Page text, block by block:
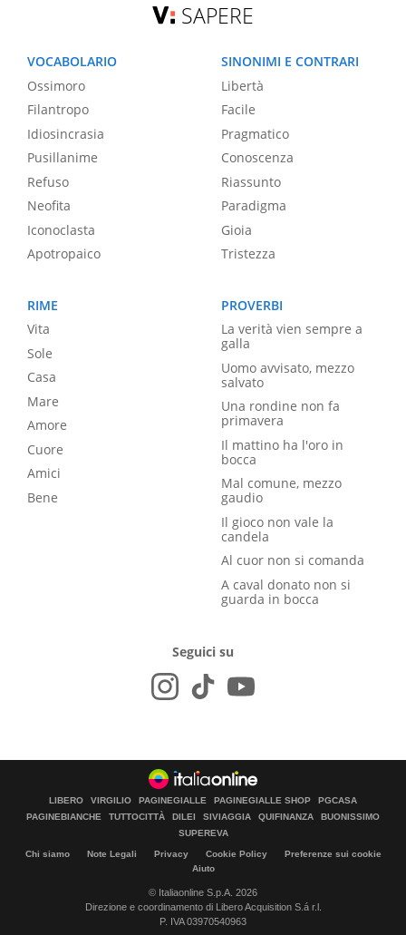
SAPERE
VOCABOLARIO
Ossimoro
Filantropo
Idiosincrasia
Pusillanime
Refuso
Neofita
Iconoclasta
Apotropaico
SINONIMI E CONTRARI
Libertà
Facile
Pragmatico
Conoscenza
Riassunto
Paradigma
Gioia
Tristezza
RIME
Vita
Sole
Casa
Mare
Amore
Cuore
Amici
Bene
PROVERBI
La verità vien sempre a
galla
Uomo avvisato, mezzo
salvato
Una rondine non fa
primavera
Il mattino ha l'oro in
bocca
Mal comune, mezzo
gaudio
Il gioco non vale la
candela
Al cuor non si comanda
A caval donato non si
guarda in bocca
Seguici su
LIBERO VIRGILIO PAGINEGIALLE PAGINEGIALLE SHOP
PGCASA
PAGINEBIANCHE
TUTTOCITTÀ DILEI SIVIAGGIA QUIFINANZA
BUONISSIMO
SUPEREVA
Chi siamo Note Legali Privacy Cookie Policy
Preferenze sui cookie
Aiuto
© Italiaonline S.p.A. 2026
Direzione e coordinamento di Libero Acquisition S.á r.l.
P. IVA 03970540963